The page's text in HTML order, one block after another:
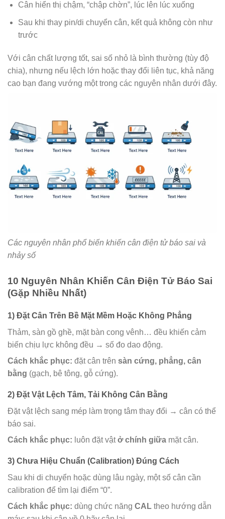
Cân hiển thị chậm, “chập chờn”, lúc lên lúc xuống
Sau khi thay pin/di chuyển cân, kết quả không còn như
trước
Với cân chất lượng tốt, sai số nhỏ là bình thường (tùy độ
chia), nhưng nếu lệch lớn hoặc thay đổi liên tục, khả năng
cao bạn đang vướng một trong các nguyên nhân dưới đây.
Các nguyên nhân phổ biến khiến cân điện tử báo sai và
nhảy số
10 Nguyên Nhân Khiến Cân Điện Tử Báo Sai
(Gặp Nhiều Nhất)
1) Đặt Cân Trên Bề Mặt Mềm Hoặc Không Phẳng
Thảm, sàn gồ ghề, mặt bàn cong vênh… đều khiến cảm
biến chịu lực không đều → số đo dao động.
Cách khắc phục: đặt cân trên sàn cứng, phẳng, cân
bằng (gạch, bê tông, gỗ cứng).
2) Đặt Vật Lệch Tâm, Tải Không Cân Bằng
Đặt vật lệch sang mép làm trọng tâm thay đổi → cân có thể
báo sai.
Cách khắc phục: luôn đặt vậtở chính giữa mặt cân.
3) Chưa Hiệu Chuẩn (Calibration) Đúng Cách
Sau khi di chuyển hoặc dùng lâu ngày, một số cân cần
calibration để tìm lại điểm “0”.
Cách khắc phục: dùng chức năng CAL theo hướng dẫn